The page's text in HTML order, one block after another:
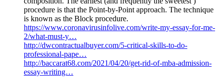
procedure is that the Point-by-Point approach. The technique
is known as the Block procedure.
https://www.coronavirusinfolive.com/write-my-essay-for-me-
2/what-must-y…
http://dwcontractualbuyer.com/5-critical-skills-to-do-
professional-pape…
http://baccarat68.com/2021/04/20/get-rid-of-mba-admission-
essay-writing…